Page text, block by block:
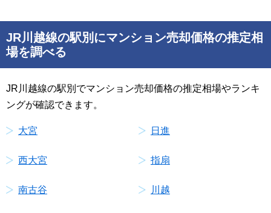
JR川越線の駅別にマンション売却価格の推定相
場を調べる
JR川越線の駅別でマンション売却価格の推定相場やランキ
ングが確認できます。
大宮 日進
西大宮 指扇
南古谷 川越